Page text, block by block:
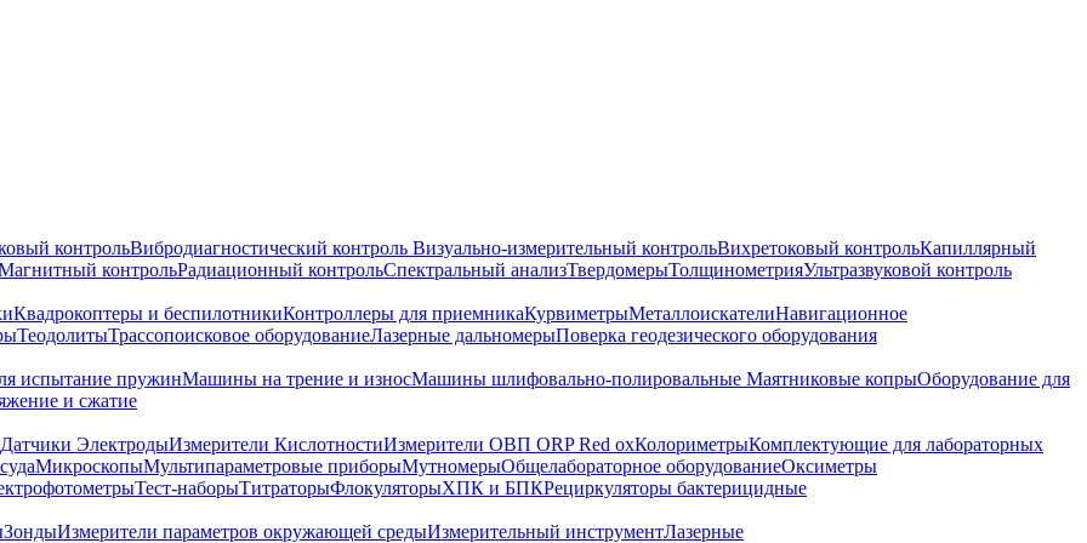
контрольВибродиагностический контроль Визуально-измерительный контрольВихретоковый контрольКапиллярный
контрольРадиационный контрольСпектральный анализТвердомерыТолщинометрияУльтразвуковой контроль
Квадрокоптеры и беспилотникиКонтроллеры для приемникаКурвиметрыМеталлоискателиНавигационное
ТеодолитыТрассопоисковое оборудованиеЛазерные дальномерыПоверка геодезического оборудования
испытание пружинМашины на трение и износМашины шлифовально-полировальные Маятниковые копрыОборудование для
и сжатие
Датчики ЭлектродыИзмерители КислотностиИзмерители ОВП ORP Red oxКолориметрыКомплектующие для лабораторных
МикроскопыМультипараметровые приборыМутномерыОбщелабораторное оборудованиеОксиметры
Тест-наборыТитраторыФлокуляторыХПК и БПКРециркуляторы бактерицидные
ЗондыИзмерители параметров окружающей средыИзмерительный инструментЛазерные